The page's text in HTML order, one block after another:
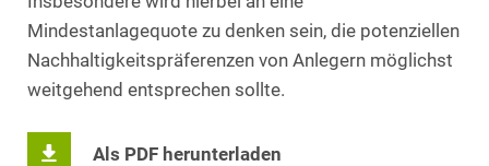
Mindestanlagequote zu denken sein, die potenziellen
Nachhaltigkeitspräferenzen von Anlegern möglichst
weitgehend entsprechen sollte.
Als PDF herunterladen